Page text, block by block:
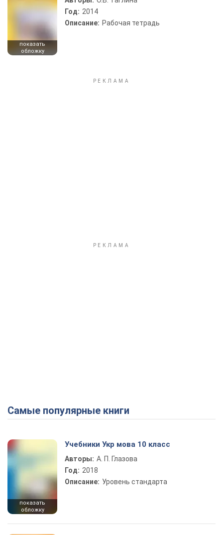
показать
обложку
Год: 2014
Описание: Рабочая тетрадь
Самые популярные книги
показать
обложку
Учебники Укр мова 10 класс
Авторы: А. П. Глазова
Год: 2018
Описание: Уровень стандарта